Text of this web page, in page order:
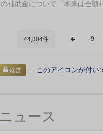
補助金について「本来は全額
44,304件 9
経営 … このアイコンが付い
ュース